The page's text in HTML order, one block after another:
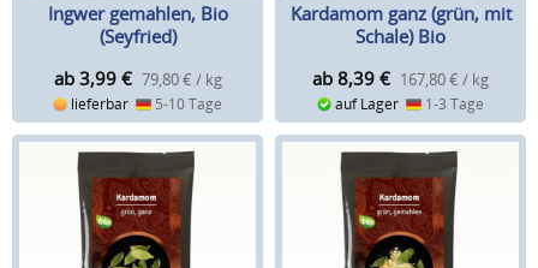
Ingwer gemahlen, Bio
(Seyfried)
ab 3,99 € 79,80 € / kg
lieferbar 5-10 Tage
Kardamom ganz (grün, mit
Schale) Bio
ab 8,39 € 167,80 € / kg
auf Lager 1-3 Tage